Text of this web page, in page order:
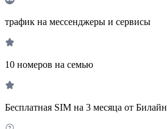
трафик на мессенджеры и сервисы
10 номеров на семью
Бесплатная SIM на 3 месяца от Билайн